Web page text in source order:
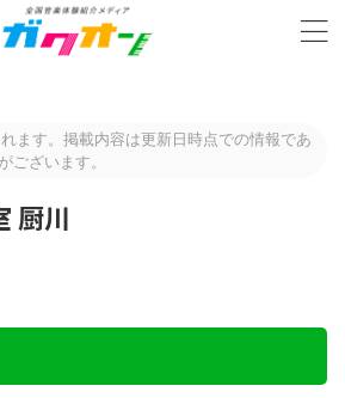
ます。掲載内容は更新日時点での情報であ
ございます。
厨川